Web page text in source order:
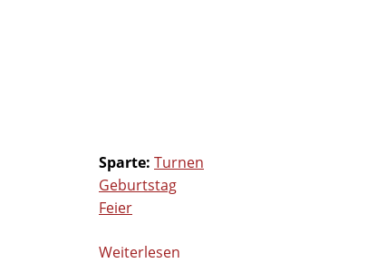
Sparte: Turnen
Geburtstag
Feier
Weiterlesen